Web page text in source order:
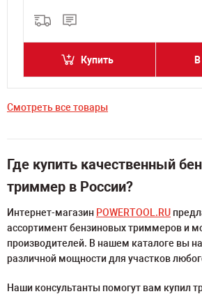
Купить В
Смотреть все товары
Где купить качественный
триммер в России?
Интернет-магазин POWERTOOL.RU
ассортимент бензиновых триммеров и
производителей. В нашем каталоге вы
различной мощности для участков
Наши консультанты помогут вам купил